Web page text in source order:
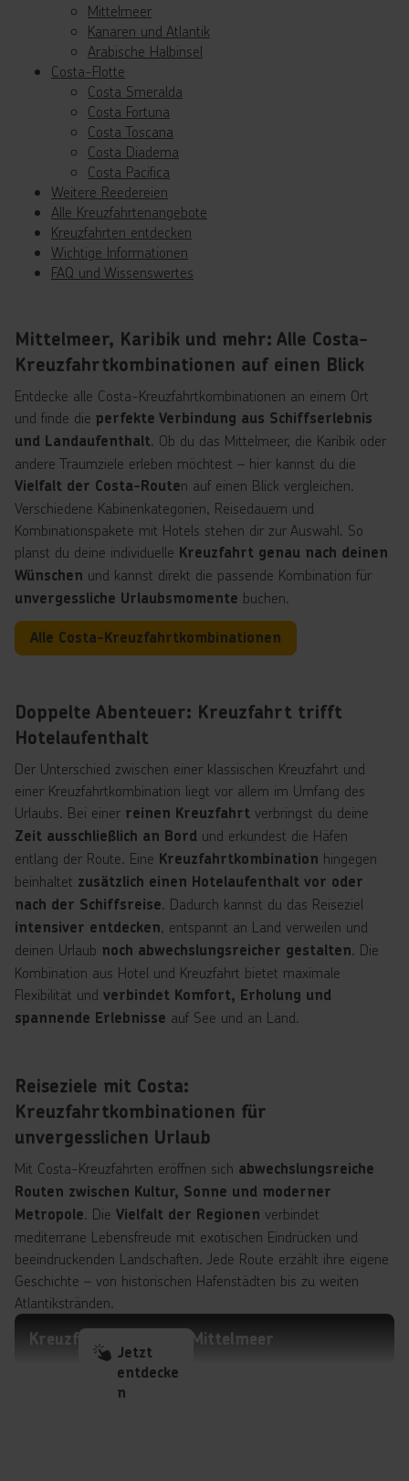
Mittelmeer
Kanaren und Atlantik
Arabische Halbinsel
Costa-Flotte
Costa Smeralda
Costa Fortuna
Costa Toscana
Costa Diadema
Costa Pacifica
Weitere Reedereien
Alle Kreuzfahrtenangebote
Kreuzfahrten entdecken
Wichtige Informationen
FAQ und Wissenswertes
Mittelmeer, Karibik und mehr: Alle Costa-
Kreuzfahrtkombinationen auf einen Blick
Entdecke alle Costa-Kreuzfahrtkombinationen an einem Ort
und finde die perfekte Verbindung aus Schiffserlebnis
und Landaufenthalt. Ob du das Mittelmeer, die Karibik oder
andere Traumziele erleben möchtest – hier kannst du die
Vielfalt der Costa-Routen auf einen Blick vergleichen.
Verschiedene Kabinenkategorien, Reisedauern und
Kombinationspakete mit Hotels stehen dir zur Auswahl. So
planst du deine individuelle Kreuzfahrt genau nach deinen
Wünschen und kannst direkt die passende Kombination für
unvergessliche Urlaubsmomente buchen.
Alle Costa-Kreuzfahrtkombinationen
Doppelte Abenteuer: Kreuzfahrt trifft
Hotelaufenthalt
Der Unterschied zwischen einer klassischen Kreuzfahrt und
einer Kreuzfahrtkombination liegt vor allem im Umfang des
Urlaubs. Bei einer reinen Kreuzfahrt verbringst du deine
Zeit ausschließlich an Bord und erkundest die Häfen
entlang der Route. Eine Kreuzfahrtkombination hingegen
beinhaltet zusätzlich einen Hotelaufenthalt vor oder
nach der Schiffsreise. Dadurch kannst du das Reiseziel
intensiver entdecken, entspannt an Land verweilen und
deinen Urlaub noch abwechslungsreicher gestalten. Die
Kombination aus Hotel und Kreuzfahrt bietet maximale
Flexibilität und verbindet Komfort, Erholung und
spannende Erlebnisse auf See und an Land.
Reiseziele mit Costa:
Kreuzfahrtkombinationen für
unvergesslichen Urlaub
Mit Costa-Kreuzfahrten eröffnen sich abwechslungsreiche
Routen zwischen Kultur, Sonne und moderner
Metropole. Die Vielfalt der Regionen verbindet
mediterrane Lebensfreude mit exotischen Eindrücken und
beeindruckenden Landschaften. Jede Route erzählt ihre eigene
Geschichte – von historischen Hafenstädten bis zu weiten
Atlantikstränden.
Kreuzfahrten Region Mittelmeer
Jetzt
entdecke
n